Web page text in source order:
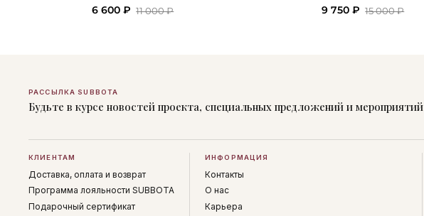
6 600 ₽ 11 000 ₽
9 750 ₽ 15 000 ₽
РАССЫЛКА SUBBOTA
Будьте в курсе новостей проекта, специальных предложений и мероприятий
КЛИЕНТАМ
Доставка, оплата и возврат
Программа лояльности SUBBOTA
Подарочный сертификат
ИНФОРМАЦИЯ
Контакты
О нас
Карьера